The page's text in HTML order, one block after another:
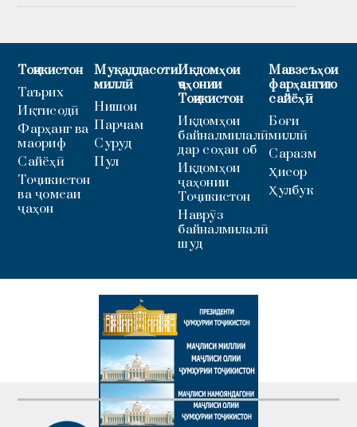
Тоҷикистон
Таърих
Иқтисодӣ
Фарҳанг ва
маориф
Сайёҳӣ
Тоҷикистон
ва ҷомеаи
ҷаҳон
Муқаддасоти
миллӣ
Нишон
Парчам
Суруд
Пул
Иқдомҳои
ҷаҳонии
Тоҷикистон
Иқдомҳои
байналмилалӣ
дар соҳаи об
Иқдомҳои
ҷаҳонии
Тоҷикистон
Наврӯз
байналмилалӣ
шуд
Мавзеъҳои
фарҳангию
сайёҳӣ
Боғи
миллӣ
Саразм
Ҳисор
Ҳулбук